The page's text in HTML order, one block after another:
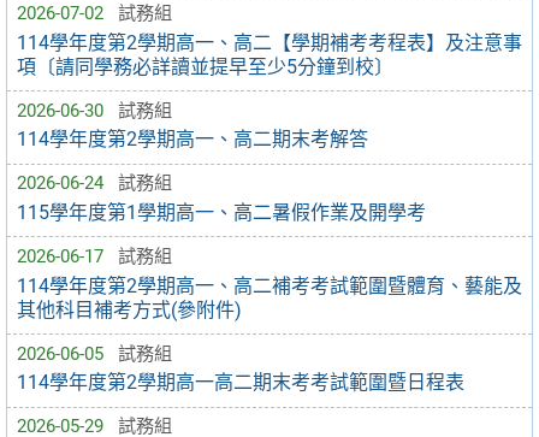
2026-07-02 試務組
114學年度第2學期高一、高二【學期補考考程表】及注意事
項〔請同學務必詳讀並提早至少5分鐘到校〕
2026-06-30 試務組
114學年度第2學期高一、高二期末考解答
2026-06-24 試務組
115學年度第1學期高一、高二暑假作業及開學考
2026-06-17 試務組
114學年度第2學期高一、高二補考考試範圍暨體育、藝能及
其他科目補考方式(參附件)
2026-06-05 試務組
114學年度第2學期高一高二期末考考試範圍暨日程表
2026-05-29 試務組